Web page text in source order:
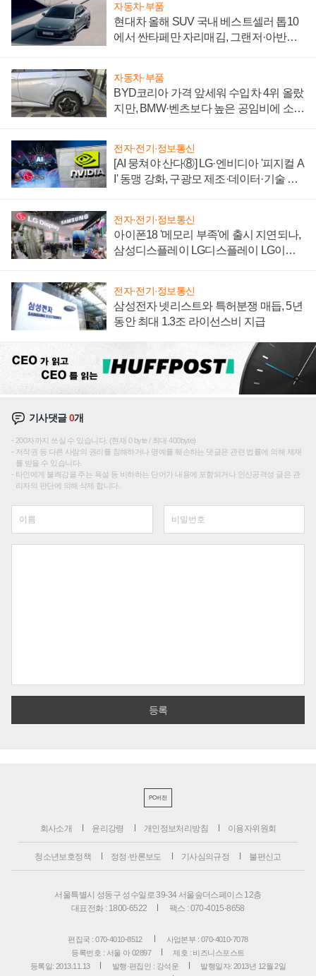
자동차·부품
현대차 올해 SUV 국내 베스트셀러 톱10
에서 싼타페만 자리매김, 그랜저·아반떼
자동차·부품
BYD코리아 가격 앞세워 수입차 4위 올랐
지만, BMW·벤츠보다 높은 공임비에 소비
전자·전기·정보통신
[AI 뭉쳐야 산다⑧] LG·엔비디아 '피지컬 A
I' 동맹 강화, 구광모 제조·데이터·기술 결
전자·전기·정보통신
아이폰18 '메모리 부족'에 출시 지연되나,
삼성디스플레이 LG디스플레이 LG이노
전자·전기·정보통신
삼성전자 넷리스트와 특허분쟁 매듭, 5년
동안 최대 1.3조 라이선스비 지급
기사댓글0개
200자까지 쓰실 수 있습니다. (현재 0 byte / 최대 400byte)
저작권 등 다른 사람의 권리를 침해하거나 명예를 훼손하는 댓글은 관련 법률에 의해 제재
를 받을 수 있습니다.
타인에게 불쾌감을 주는 욕설 등 비하하는 단어가 내용에 포함되거나 인신공격성 글은 관
리자의 판단에 의해 삭제 합니다.
PC버전
회사소개 윤리강령 개인정보처리방침 이용자위원회
청소년보호정책 정정·반론보도 기사심의규정 불편신고
서울특별시 성동구 성수일로 39-34 서울숲더스페이스 12층
대표전화 : 1800-6522
팩스 : 070-4015-8658
편집국 : 070-4010-8512
사업본부 : 070-4010-7078
등록번호 : 서울 아 02897
제호 : 비즈니스포스트
등록일: 2013.11.13
발행·편집인 : 강석운
발행일자: 2013년 12월 2일